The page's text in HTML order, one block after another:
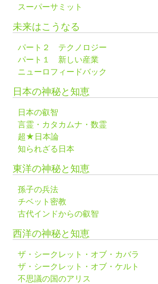
スーパーサミット
未来はこうなる
パート２ テクノロジー
パート１ 新しい産業
ニューロフィードバック
日本の神秘と知恵
日本の叡智
言霊・カタカムナ・数霊
超★日本論
知られざる日本
東洋の神秘と知恵
孫子の兵法
チベット密教
古代インドからの叡智
西洋の神秘と知恵
ザ・シークレット・オブ・カバラ
ザ・シークレット・オブ・ケルト
不思議の国のアリス